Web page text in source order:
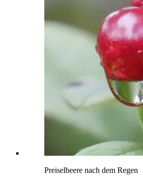
Preiselbeere nach dem Regen